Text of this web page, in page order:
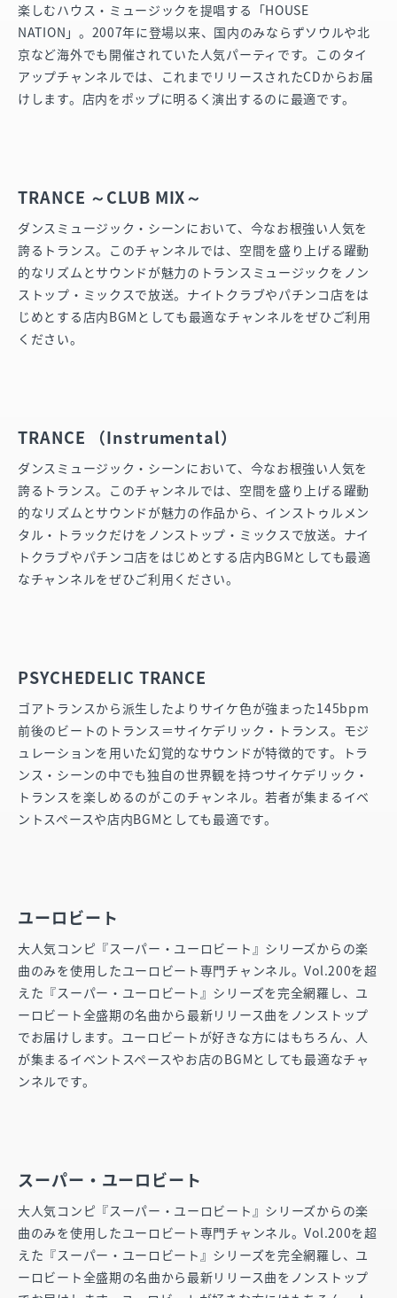
楽しむハウス・ミュージックを提唱する「HOUSE
NATION」。2007年に登場以来、国内のみならずソウルや北
京など海外でも開催されていた人気パーティです。このタイ
アップチャンネルでは、これまでリリースされたCDからお届
けします。店内をポップに明るく演出するのに最適です。
TRANCE ～CLUB MIX～
ダンスミュージック・シーンにおいて、今なお根強い人気を
誇るトランス。このチャンネルでは、空間を盛り上げる躍動
的なリズムとサウンドが魅力のトランスミュージックをノン
ストップ・ミックスで放送。ナイトクラブやパチンコ店をは
じめとする店内BGMとしても最適なチャンネルをぜひご利用
ください。
TRANCE （Instrumental）
ダンスミュージック・シーンにおいて、今なお根強い人気を
誇るトランス。このチャンネルでは、空間を盛り上げる躍動
的なリズムとサウンドが魅力の作品から、インストゥルメン
タル・トラックだけをノンストップ・ミックスで放送。ナイ
トクラブやパチンコ店をはじめとする店内BGMとしても最適
なチャンネルをぜひご利用ください。
PSYCHEDELIC TRANCE
ゴアトランスから派生したよりサイケ色が強まった145bpm
前後のビートのトランス＝サイケデリック・トランス。モジ
ュレーションを用いた幻覚的なサウンドが特徴的です。トラ
ンス・シーンの中でも独自の世界観を持つサイケデリック・
トランスを楽しめるのがこのチャンネル。若者が集まるイベ
ントスペースや店内BGMとしても最適です。
ユーロビート
大人気コンピ『スーパー・ユーロビート』シリーズからの楽
曲のみを使用したユーロビート専門チャンネル。Vol.200を超
えた『スーパー・ユーロビート』シリーズを完全網羅し、ユ
ーロビート全盛期の名曲から最新リリース曲をノンストップ
でお届けします。ユーロビートが好きな方にはもちろん、人
が集まるイベントスペースやお店のBGMとしても最適なチャ
ンネルです。
スーパー・ユーロビート
大人気コンピ『スーパー・ユーロビート』シリーズからの楽
曲のみを使用したユーロビート専門チャンネル。Vol.200を超
えた『スーパー・ユーロビート』シリーズを完全網羅し、ユ
ーロビート全盛期の名曲から最新リリース曲をノンストップ